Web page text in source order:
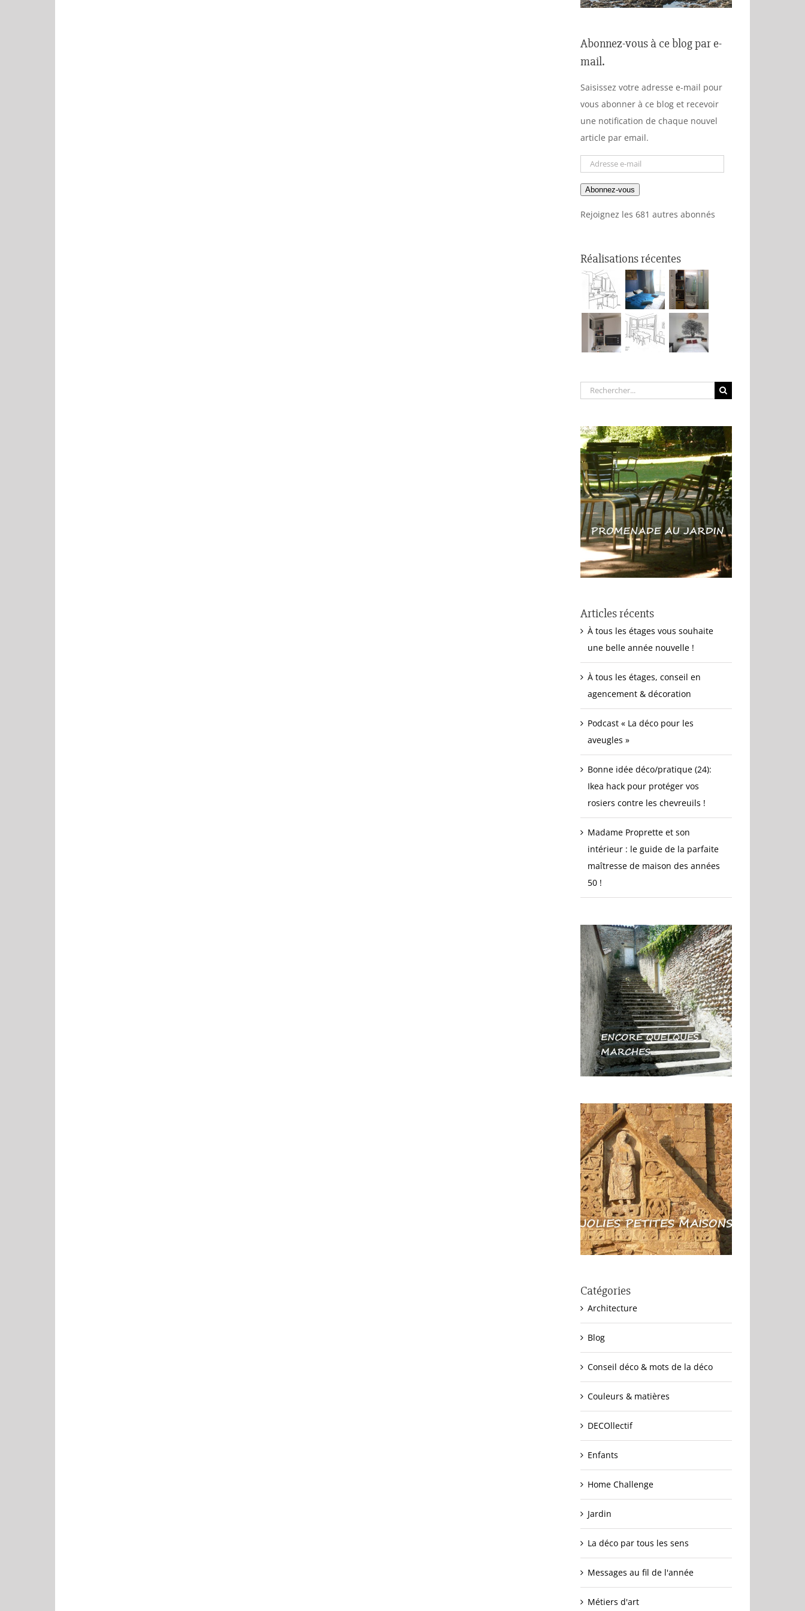
Abonnez-vous à ce blog par e-
mail.
Saisissez votre adresse e-mail pour
vous abonner à ce blog et recevoir
une notification de chaque nouvel
article par email.
Adresse
mail
Abonnez-vous
Rejoignez les 681 autres abonnés
Réalisations récentes
Rechercher:
Articles récents
À tous les étages vous souhaite
une belle année nouvelle !
À tous les étages, conseil en
agencement & décoration
Podcast « La déco pour les
aveugles »
Bonne idée déco/pratique (24):
Ikea hack pour protéger vos
rosiers contre les chevreuils !
Madame Proprette et son
intérieur : le guide de la parfaite
maîtresse de maison des années
50 !
Catégories
Architecture
Blog
Conseil déco & mots de la déco
Couleurs & matières
DECOllectif
Enfants
Home Challenge
Jardin
La déco par tous les sens
Messages au fil de l'année
Métiers d'art